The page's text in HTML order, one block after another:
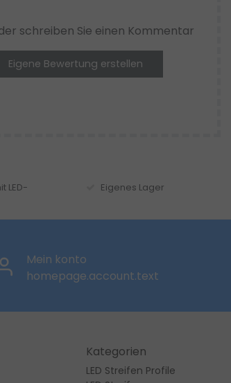
schreiben Sie einen Kommentar
Eigene Bewertung erstellen
LED-
Eigenes Lager
Mein konto
homepage.account.text
Kategorien
LED Streifen Profile